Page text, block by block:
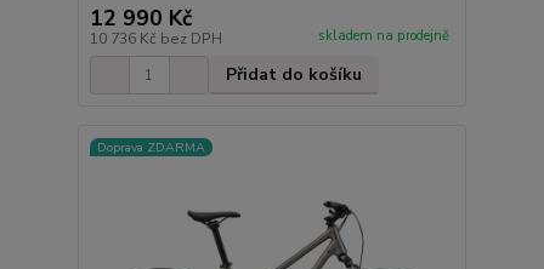
12 990 Kč
10 736 Kč bez DPH skladem na prodejně
Přidat do košíku
Doprava ZDARMA